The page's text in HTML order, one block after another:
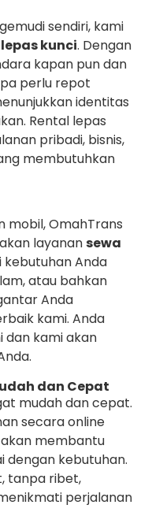
sendiri, kami
kunci. Dengan
kapan pun dan
perlu repot
identitas
Rental lepas
pribadi, bisnis,
membutuhkan
mobil, OmahTrans
layanansewa
Anda
atau bahkan
Anda
kami. Anda
dan kami akan
dan Cepat
mudah dan cepat.
secara online
membantu
dengan kebutuhan.
tanpa ribet,
perjalanan